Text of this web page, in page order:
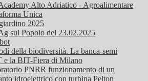
Alto Adriatico - Agroalimentare
Unica
2025
sul Popolo del 23.02.2025
della biodiversità. La banca-semi
e la BIT-Fiera di Milano
PNRR funzionamento di un
idroelettrico con turbina Pelton